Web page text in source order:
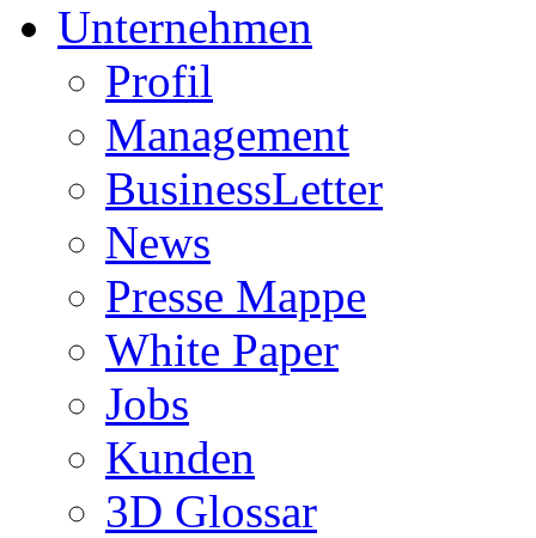
Unternehmen
Profil
Management
BusinessLetter
News
Presse Mappe
White Paper
Jobs
Kunden
3D Glossar